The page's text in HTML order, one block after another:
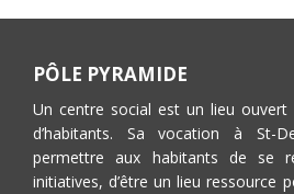
PÔLE PYRAMIDE
Un centre social est un lieu ouvert
d’habitants. Sa vocation à St-
permettre aux habitants de se
initiatives, d’être un lieu ressource